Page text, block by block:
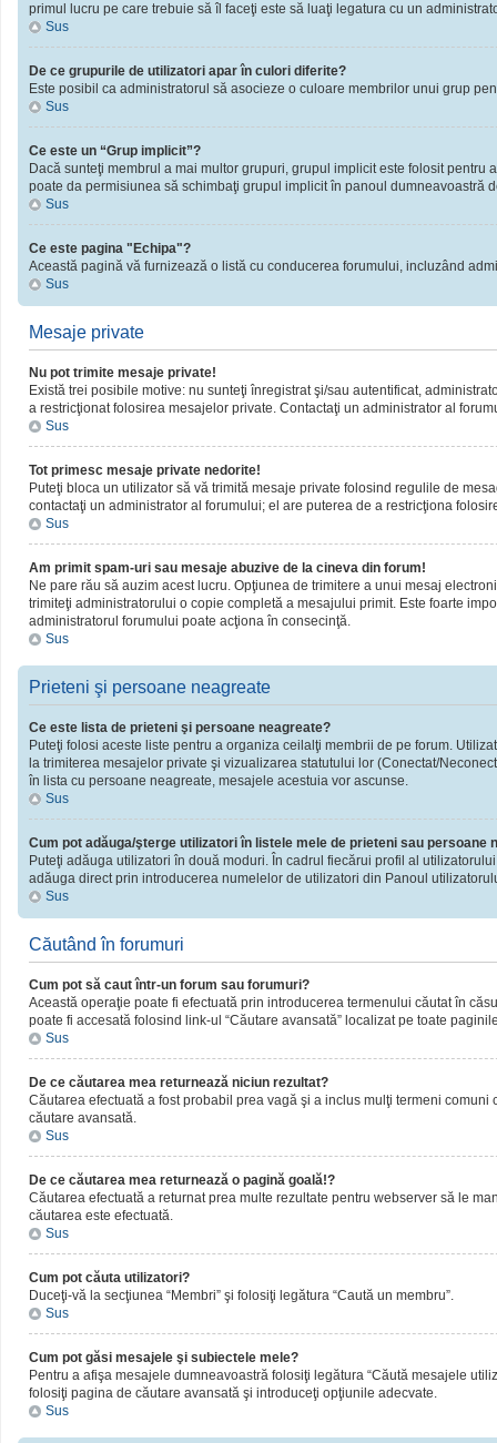
primul lucru pe care trebuie să îl faceţi este să luaţi legatura cu un
Sus
De ce grupurile de utilizatori apar în culori diferite?
Este posibil ca administratorul să asocieze o culoare membrilor unui grup
Sus
Ce este un “Grup implicit”?
Dacă sunteţi membrul a mai multor grupuri, grupul implicit este folosit
poate da permisiunea să schimbaţi grupul implicit în panoul dumneavoastră
Sus
Ce este pagina "Echipa"?
Această pagină vă furnizează o listă cu conducerea forumului, incluzând
Sus
Mesaje private
Nu pot trimite mesaje private!
Există trei posibile motive: nu sunteţi înregistrat şi/sau autentificat,
a restricţionat folosirea mesajelor private. Contactaţi un administrator al
Sus
Tot primesc mesaje private nedorite!
Puteţi bloca un utilizator să vă trimită mesaje private folosind regulile de
contactaţi un administrator al forumului; el are puterea de a restricţiona
Sus
Am primit spam-uri sau mesaje abuzive de la cineva din forum!
Ne pare rău să auzim acest lucru. Opţiunea de trimitere a unui mesaj
trimiteţi administratorului o copie completă a mesajului primit. Este foarte
administratorul forumului poate acţiona în consecinţă.
Sus
Prieteni şi persoane neagreate
Ce este lista de prieteni şi persoane neagreate?
Puteţi folosi aceste liste pentru a organiza ceilalţi membrii de pe forum.
la trimiterea mesajelor private şi vizualizarea statutului lor (Conectat/
în lista cu persoane neagreate, mesajele acestuia vor ascunse.
Sus
Cum pot adăuga/şterge utilizatori în listele mele de prieteni sau persoane
Puteţi adăuga utilizatori în două moduri. În cadrul fiecărui profil al
adăuga direct prin introducerea numelelor de utilizatori din Panoul
Sus
Căutând în forumuri
Cum pot să caut într-un forum sau forumuri?
Această operaţie poate fi efectuată prin introducerea termenului căutat în
poate fi accesată folosind link-ul “Căutare avansată” localizat pe toate
Sus
De ce căutarea mea returnează niciun rezultat?
Căutarea efectuată a fost probabil prea vagă şi a inclus mulţi termeni
căutare avansată.
Sus
De ce căutarea mea returnează o pagină goală!?
Căutarea efectuată a returnat prea multe rezultate pentru webserver să le
căutarea este efectuată.
Sus
Cum pot căuta utilizatori?
Duceţi-vă la secţiunea “Membri” şi folosiţi legătura “Caută un membru”.
Sus
Cum pot găsi mesajele şi subiectele mele?
Pentru a afişa mesajele dumneavoastră folosiţi legătura “Căută mesajele
folosiţi pagina de căutare avansată şi introduceţi opţiunile adecvate.
Sus